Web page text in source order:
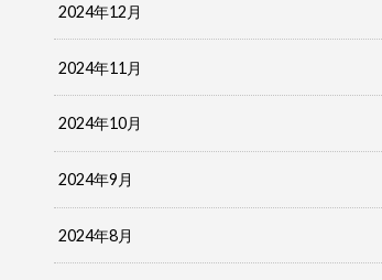
2024年12月
2024年11月
2024年10月
2024年9月
2024年8月